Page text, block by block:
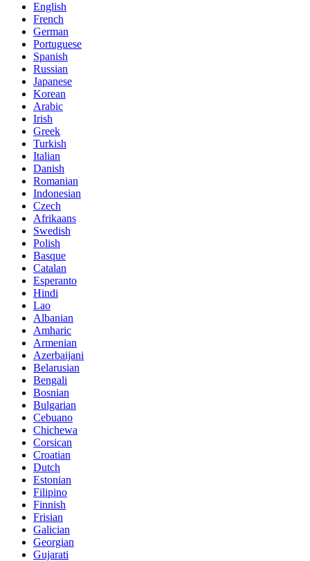
English
French
German
Portuguese
Spanish
Russian
Japanese
Korean
Arabic
Irish
Greek
Turkish
Italian
Danish
Romanian
Indonesian
Czech
Afrikaans
Swedish
Polish
Basque
Catalan
Esperanto
Hindi
Lao
Albanian
Amharic
Armenian
Azerbaijani
Belarusian
Bengali
Bosnian
Bulgarian
Cebuano
Chichewa
Corsican
Croatian
Dutch
Estonian
Filipino
Finnish
Frisian
Galician
Georgian
Gujarati